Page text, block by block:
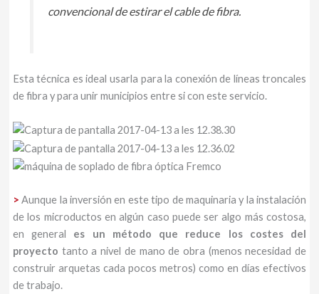
convencional de estirar el cable de fibra.
Esta técnica es ideal usarla para la conexión de líneas troncales
de fibra y para unir municipios entre si con este servicio.
> Aunque la inversión en este tipo de maquinaria y la instalación
de los microductos en algún caso puede ser algo más costosa,
en general es un método que reduce los costes del
proyecto tanto a nivel de mano de obra (menos necesidad de
construir arquetas cada pocos metros) como en días efectivos
de trabajo.